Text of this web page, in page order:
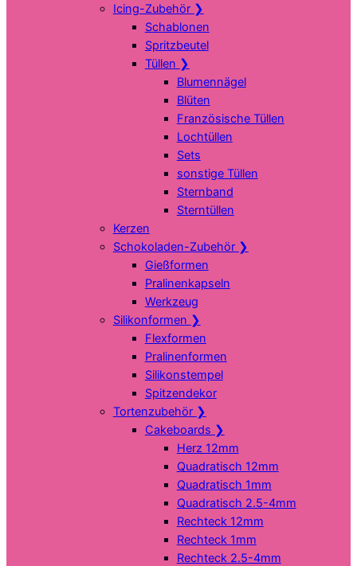
Icing-Zubehör ❯
Schablonen
Spritzbeutel
Tüllen ❯
Blumennägel
Blüten
Französische Tüllen
Lochtüllen
Sets
sonstige Tüllen
Sternband
Sterntüllen
Kerzen
Schokoladen-Zubehör ❯
Gießformen
Pralinenkapseln
Werkzeug
Silikonformen ❯
Flexformen
Pralinenformen
Silikonstempel
Spitzendekor
Tortenzubehör ❯
Cakeboards ❯
Herz 12mm
Quadratisch 12mm
Quadratisch 1mm
Quadratisch 2.5-4mm
Rechteck 12mm
Rechteck 1mm
Rechteck 2.5-4mm